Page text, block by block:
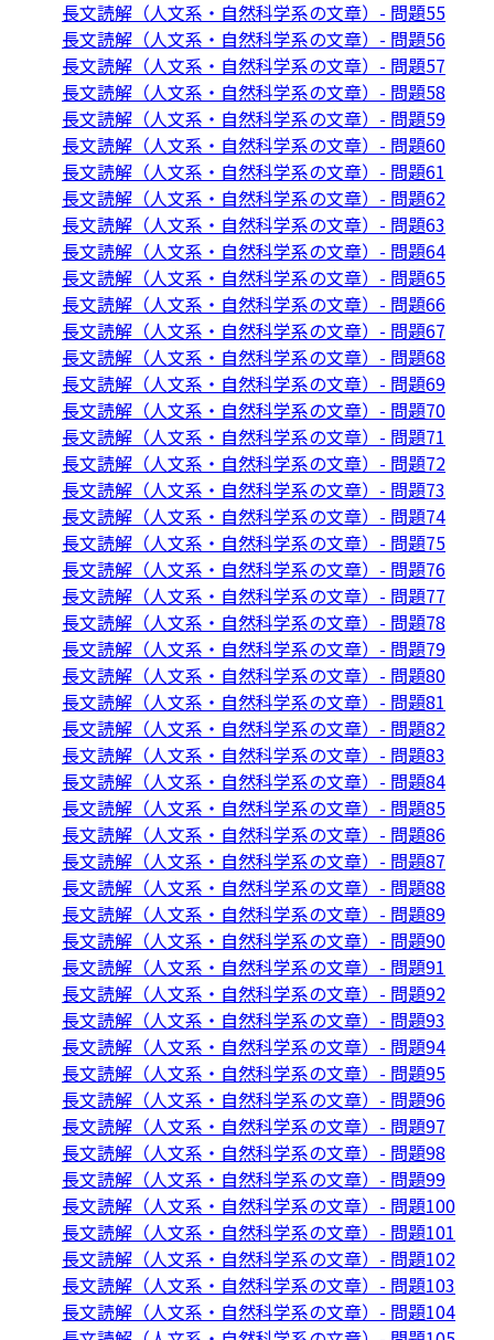
長文読解（人文系・自然科学系の文章）- 問題55
長文読解（人文系・自然科学系の文章）- 問題56
長文読解（人文系・自然科学系の文章）- 問題57
長文読解（人文系・自然科学系の文章）- 問題58
長文読解（人文系・自然科学系の文章）- 問題59
長文読解（人文系・自然科学系の文章）- 問題60
長文読解（人文系・自然科学系の文章）- 問題61
長文読解（人文系・自然科学系の文章）- 問題62
長文読解（人文系・自然科学系の文章）- 問題63
長文読解（人文系・自然科学系の文章）- 問題64
長文読解（人文系・自然科学系の文章）- 問題65
長文読解（人文系・自然科学系の文章）- 問題66
長文読解（人文系・自然科学系の文章）- 問題67
長文読解（人文系・自然科学系の文章）- 問題68
長文読解（人文系・自然科学系の文章）- 問題69
長文読解（人文系・自然科学系の文章）- 問題70
長文読解（人文系・自然科学系の文章）- 問題71
長文読解（人文系・自然科学系の文章）- 問題72
長文読解（人文系・自然科学系の文章）- 問題73
長文読解（人文系・自然科学系の文章）- 問題74
長文読解（人文系・自然科学系の文章）- 問題75
長文読解（人文系・自然科学系の文章）- 問題76
長文読解（人文系・自然科学系の文章）- 問題77
長文読解（人文系・自然科学系の文章）- 問題78
長文読解（人文系・自然科学系の文章）- 問題79
長文読解（人文系・自然科学系の文章）- 問題80
長文読解（人文系・自然科学系の文章）- 問題81
長文読解（人文系・自然科学系の文章）- 問題82
長文読解（人文系・自然科学系の文章）- 問題83
長文読解（人文系・自然科学系の文章）- 問題84
長文読解（人文系・自然科学系の文章）- 問題85
長文読解（人文系・自然科学系の文章）- 問題86
長文読解（人文系・自然科学系の文章）- 問題87
長文読解（人文系・自然科学系の文章）- 問題88
長文読解（人文系・自然科学系の文章）- 問題89
長文読解（人文系・自然科学系の文章）- 問題90
長文読解（人文系・自然科学系の文章）- 問題91
長文読解（人文系・自然科学系の文章）- 問題92
長文読解（人文系・自然科学系の文章）- 問題93
長文読解（人文系・自然科学系の文章）- 問題94
長文読解（人文系・自然科学系の文章）- 問題95
長文読解（人文系・自然科学系の文章）- 問題96
長文読解（人文系・自然科学系の文章）- 問題97
長文読解（人文系・自然科学系の文章）- 問題98
長文読解（人文系・自然科学系の文章）- 問題99
長文読解（人文系・自然科学系の文章）- 問題100
長文読解（人文系・自然科学系の文章）- 問題101
長文読解（人文系・自然科学系の文章）- 問題102
長文読解（人文系・自然科学系の文章）- 問題103
長文読解（人文系・自然科学系の文章）- 問題104